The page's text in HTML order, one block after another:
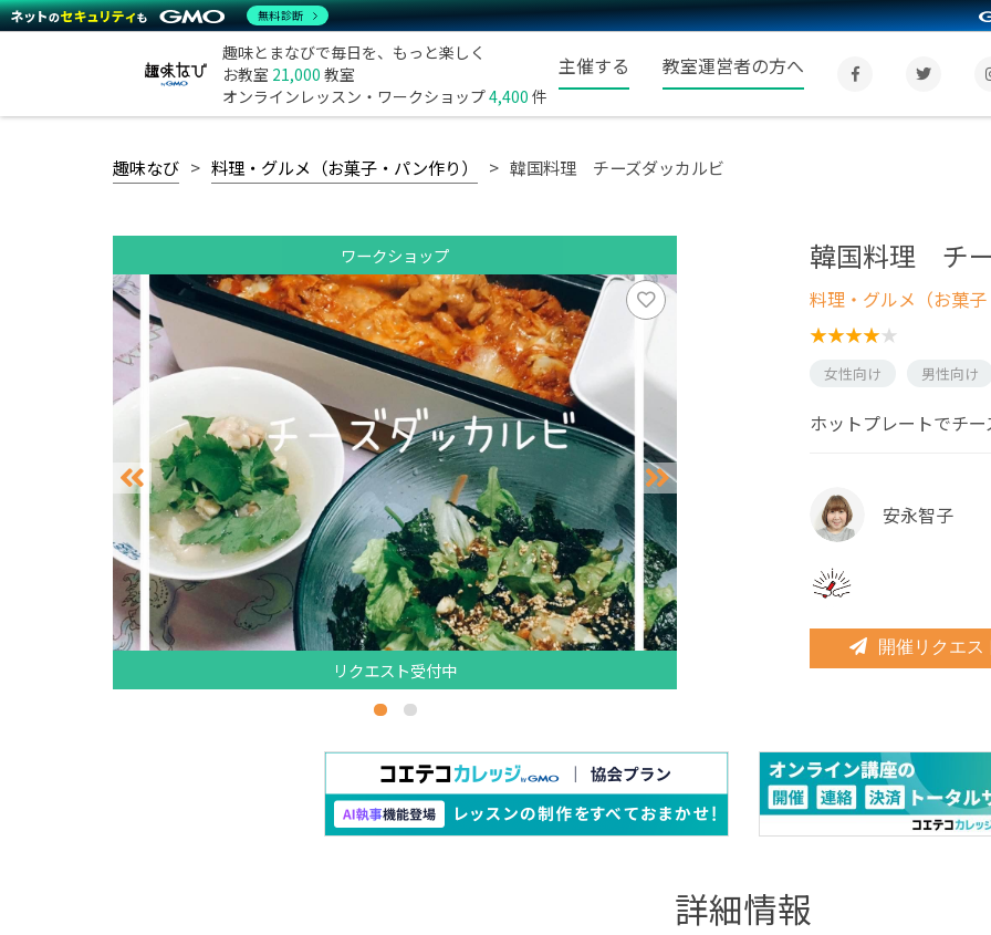
趣味とまなびで毎日を、もっと楽しく
お教室 21,000 教室
オンラインレッスン・ワークショップ4,400 件
主催する 教室運営者の方へ
趣味なび 料理・グルメ（お菓子・パン作り） 韓国料理 チーズダッカルビ
ワークショップ
リクエスト受付中
韓国料理 チ
料理・グルメ（お菓
女性向け 男性向け
ホットプレートでチ
安永智子
開催リクエス
詳細情報
無料診断